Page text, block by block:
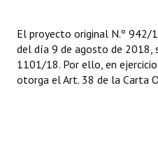
El proyecto original N.º 942/
del día 9 de agosto de 2018,
1101/18. Por ello, en
otorga el Art. 38 de la Carta